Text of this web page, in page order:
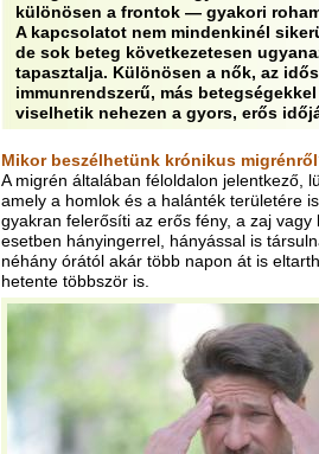
különösen a frontok — gyakori
A kapcsolatot nem mindenkinél
de sok beteg következetesen
tapasztalja. Különösen a nők, az
immunrendszerű, más
viselhetik nehezen a gyors, erős
Mikor beszélhetünk krónikus
A migrén általában féloldalon jelentkező,
amely a homlok és a halánték területére
gyakran felerősíti az erős fény, a zaj vagy
esetben hányingerrel, hányással is
néhány órától akár több napon át is
hetente többször is.